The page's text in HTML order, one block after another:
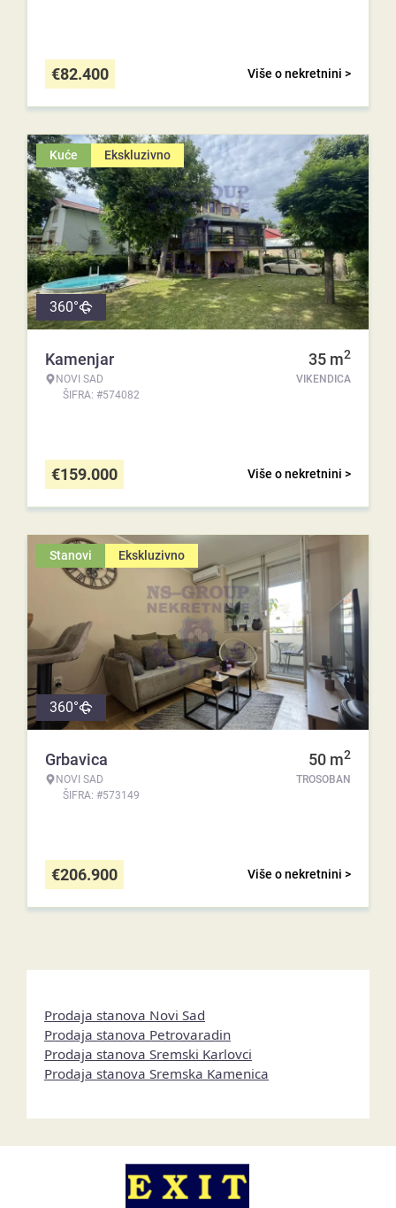
Više o nekretnini >
€82.400
Kuće Ekskluzivno
360°
Kamenjar
NOVI SAD
ŠIFRA: #574082
35 m2
VIKENDICA
Više o nekretnini >
€159.000
Stanovi Ekskluzivno
360°
Grbavica
NOVI SAD
ŠIFRA: #573149
50 m2
TROSOBAN
Više o nekretnini >
€206.900
Prodaja stanova Novi Sad
Prodaja stanova Petrovaradin
Prodaja stanova Sremski Karlovci
Prodaja stanova Sremska Kamenica